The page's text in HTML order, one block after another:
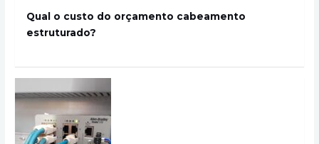
Qual o custo do orçamento cabeamento
estruturado?